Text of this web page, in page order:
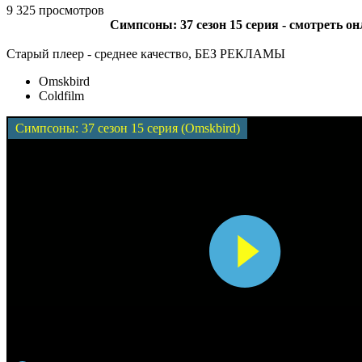
9 325 просмотров
Симпсоны: 37 сезон 15 серия - смотреть
Старый плеер - среднее качество, БЕЗ РЕКЛАМЫ
Omskbird
Coldfilm
Симпсоны: 37 сезон 15 серия (Omskbird)